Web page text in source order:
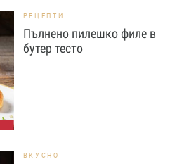
РЕЦЕПТИ
Пълнено пилешко филе в
бутер тесто
ВКУСНО